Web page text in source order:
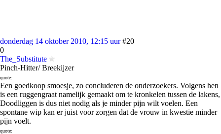
donderdag 14 oktober 2010, 12:15 uur #20
0
The_Substitute
Pinch-Hitter/ Breekijzer
quote:
Een goedkoop smoesje, zo concluderen de onderzoekers. Volgens hen
is een ruggengraat namelijk gemaakt om te kronkelen tussen de lakens,
Doodliggen is dus niet nodig als je minder pijn wilt voelen. Een
spontane wip kan er juist voor zorgen dat de vrouw in kwestie minder
pijn voelt.
quote: